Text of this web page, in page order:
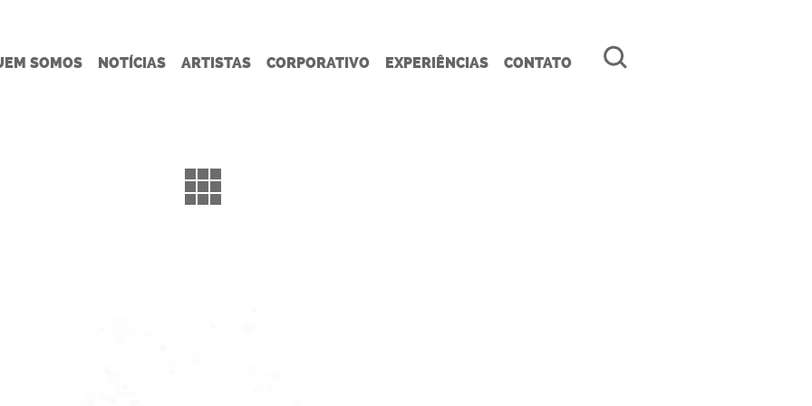
SOMOS NOTÍCIAS ARTISTAS CORPORATIVO EXPERIÊNCIAS CONTATO